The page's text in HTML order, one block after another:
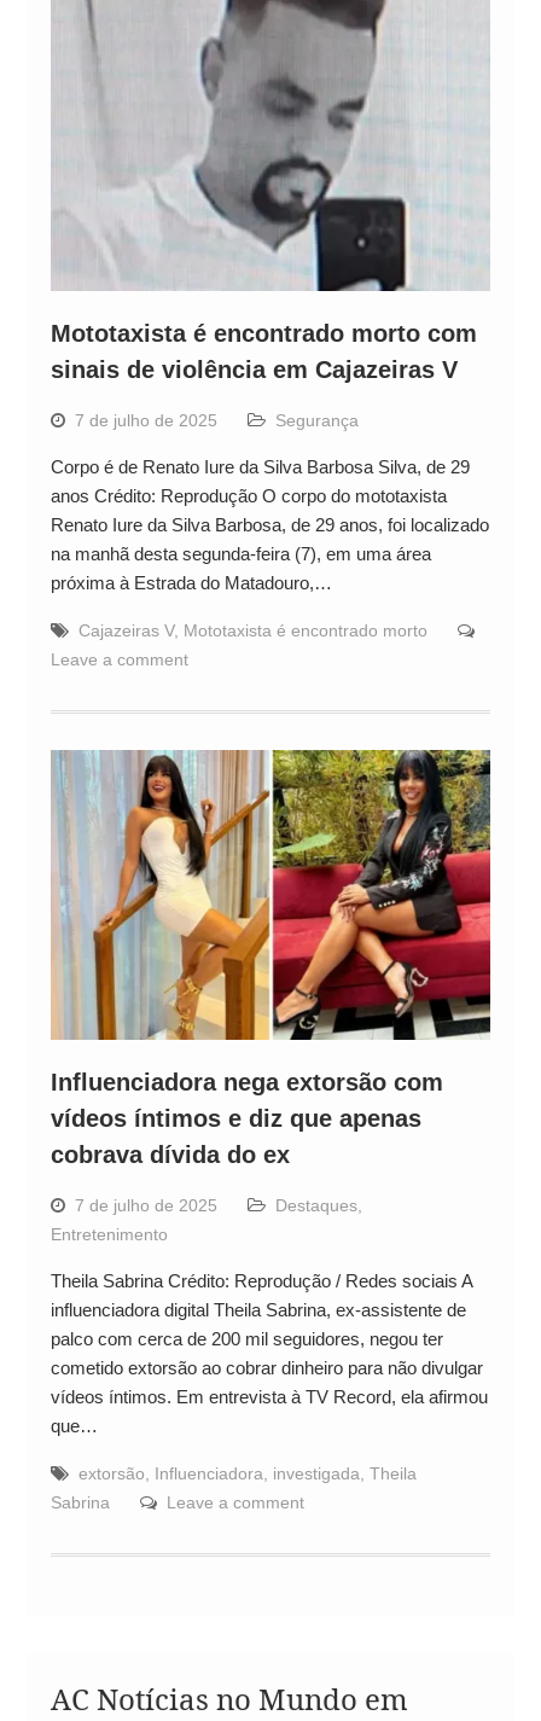
Mototaxista é encontrado morto com
sinais de violência em Cajazeiras V
7 de julho de 2025 Segurança
Corpo é de Renato Iure da Silva Barbosa Silva, de 29
anos Crédito: Reprodução O corpo do mototaxista
Renato Iure da Silva Barbosa, de 29 anos, foi localizado
na manhã desta segunda-feira (7), em uma área
próxima à Estrada do Matadouro,…
Cajazeiras V, Mototaxista é encontrado morto
Leave a comment
Influenciadora nega extorsão com
vídeos íntimos e diz que apenas
cobrava dívida do ex
7 de julho de 2025 Destaques,
Entretenimento
Theila Sabrina Crédito: Reprodução / Redes sociais A
influenciadora digital Theila Sabrina, ex-assistente de
palco com cerca de 200 mil seguidores, negou ter
cometido extorsão ao cobrar dinheiro para não divulgar
vídeos íntimos. Em entrevista à TV Record, ela afirmou
que…
extorsão, Influenciadora, investigada, Theila
Sabrina
Leave a comment
AC Notícias no Mundo em